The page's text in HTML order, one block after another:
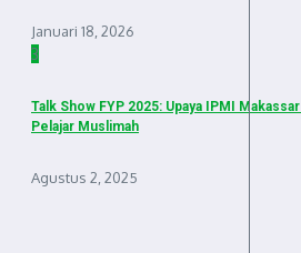
Januari 18, 2026
3
Talk Show FYP 2025: Upaya IPMI
Pelajar Muslimah
Agustus 2, 2025